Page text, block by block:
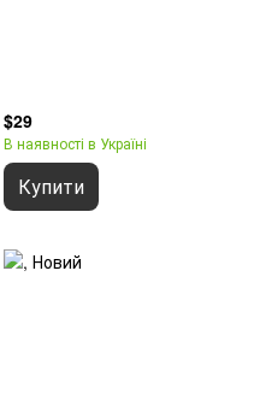
$29
В наявності в Україні
Купити